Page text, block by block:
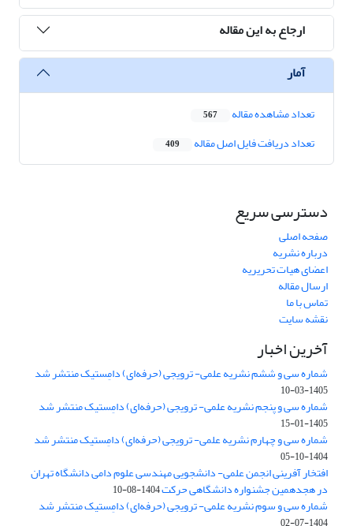
ارجاع به این مقاله
آمار
تعداد مشاهده مقاله 567
تعداد دریافت فایل اصل مقاله 409
دسترسی سریع
صفحه اصلی
درباره نشریه
اعضای هیات تحریریه
ارسال مقاله
تماس با ما
نقشه سایت
آخرین اخبار
شماره سی و ششم نشریه علمی- ترویجی (حرفه‌ای) دامِستیک منتشر شد
1405-03-10
شماره سی و پنجم نشریه علمی- ترویجی (حرفه‌ای) دامِستیک منتشر شد
1405-01-15
شماره سی و چهارم نشریه علمی- ترویجی (حرفه‌ای) دامِستیک منتشر شد
1404-10-05
افتخار آفرینی انجمن علمی- دانشجویی مهندسی علوم دامی دانشگاه تهران
در هجدهمین جشنواره دانشگاهی حرکت1404-08-10
شماره سی و سوم نشریه علمی- ترویجی (حرفه‌ای) دامِستیک منتشر شد